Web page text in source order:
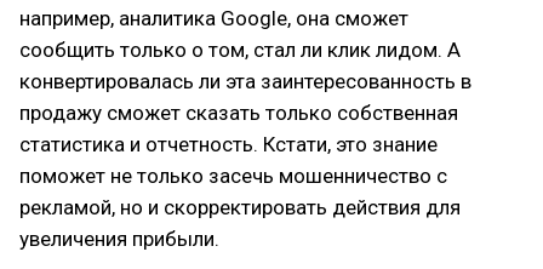
например, аналитика Google, она сможет
сообщить только о том, стал ли клик лидом. А
конвертировалась ли эта заинтересованность в
продажу сможет сказать только собственная
статистика и отчетность. Кстати, это знание
поможет не только засечь мошенничество с
рекламой, но и скорректировать действия для
увеличения прибыли.